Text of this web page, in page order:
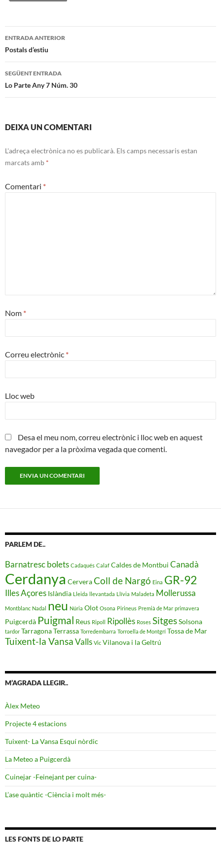
Navegació
per
les
entrades
ENTRADA ANTERIOR
Postals d’estiu
SEGÜENT ENTRADA
Lo Parte Any 7 Núm. 30
DEIXA UN COMENTARI
L'adreça electrònica no es publicarà. Els camps necessaris estan
marcats amb *
Comentari *
Nom *
Correu electrònic *
Lloc web
Desa el meu nom, correu electrònic i lloc web en aquest
navegador per a la pròxima vegada que comenti.
PARLEM DE..
Barnatrescbolets Cadaqués Calaf Caldes de Montbui Canadà
Cerdanya CerveraColl de Nargó Eina GR-92
Illes Açores Islàndia Lleida llevantada Llívia Maladeta Mollerussa
Montblanc Nadal neu Núria Olot Osona Pirineus Premià de Mar primavera
Puigcerdà Puigmal Reus Ripoll Ripollès Roses SitgesSolsona
tardor TarragonaTerrassa Torredembarra Torroella de Montgrí Tossa de Mar
Tuixent-la VansaValls Vic Vilanova i la Geltrú
M’AGRADA LLEGIR..
Àlex Meteo
Projecte 4 estacions
Tuixent- La Vansa Esquí nòrdic
La Meteo a Puigcerdà
Cuinejar -Feinejant per cuina-
L’ase quàntic -Ciència i molt més-
LES FONTS DE LO PARTE